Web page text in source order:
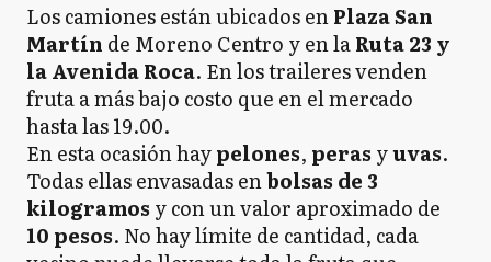
Los camiones están ubicados enPlaza San
Martín de Moreno Centro y en laRuta 23 y
la Avenida Roca. En los traileres venden
fruta a más bajo costo que en el mercado
hasta las 19.00.
En esta ocasión haypelones, peras yuvas.
Todas ellas envasadas enbolsas de 3
kilogramos y con un valor aproximado de
10 pesos. No hay límite de cantidad, cada